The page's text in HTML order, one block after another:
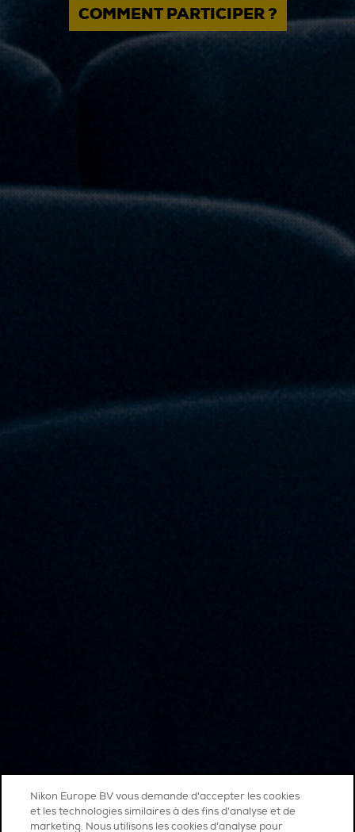
COMMENT PARTICIPER ?
Nikon Europe BV vous demande d'accepter les cookies
et les technologies similaires à des fins d'analyse et de
marketing. Nous utilisons les cookies d’analyse pour